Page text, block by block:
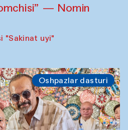
— Nomin
"Sakinat uyi"
Oshpazlar dasturi